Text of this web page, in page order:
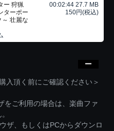
ー 狩猟
ターポー
～ 壮麗な
00:02:44 27.7 MB
150円(税込)
頂く前にご確認ください＞
をご利用の場合は、楽曲ファ
ザ、もしくはPCからダウンロ